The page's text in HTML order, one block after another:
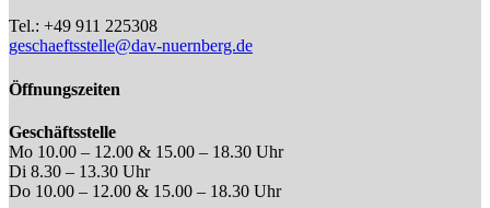
Tel.: +49 911 225308
geschaeftsstelle@dav-nuernberg.de
Öffnungszeiten
Geschäftsstelle
Mo 10.00 – 12.00 & 15.00 – 18.30 Uhr
Di 8.30 – 13.30 Uhr
Do 10.00 – 12.00 & 15.00 – 18.30 Uhr